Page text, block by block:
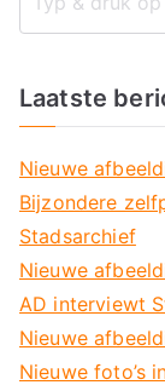
Laatste
Nieuwe
Bijzondere
Stadsarchief
Nieuwe
AD interviewt
Nieuwe
Nieuwe foto’s